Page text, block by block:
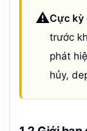
⚠️Cực kỳ
trước
phát
hủy,